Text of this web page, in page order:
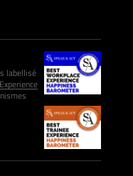
labellisé